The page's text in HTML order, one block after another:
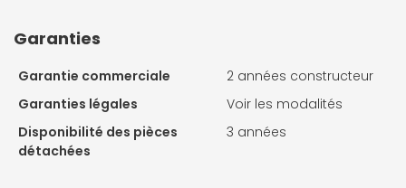
Garanties
Garantie commerciale
2 années constructeur
Garanties légales
Voir les modalités
Disponibilité des pièces
détachées
3 années